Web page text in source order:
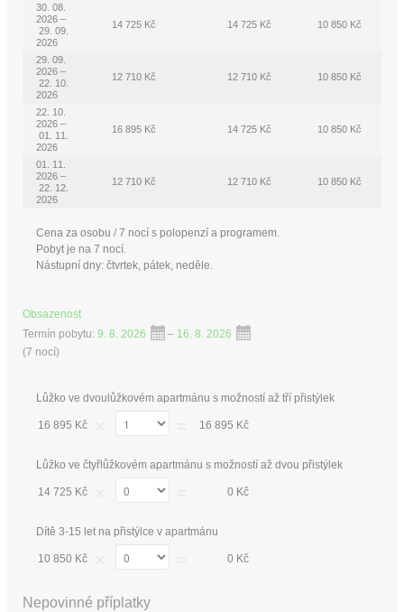
30. 08.
2026 –
29. 09.
2026
14 725 Kč 14 725 Kč 10 850 Kč
29. 09.
2026 –
22. 10.
2026
12 710 Kč 12 710 Kč 10 850 Kč
22. 10.
2026 –
01. 11.
2026
16 895 Kč 14 725 Kč 10 850 Kč
01. 11.
2026 –
22. 12.
2026
12 710 Kč 12 710 Kč 10 850 Kč
Cena za osobu / 7 nocí s polopenzí a programem.
Pobyt je na 7 nocí.
Nástupní dny: čtvrtek, pátek, neděle.
Obsazenost
Termín pobytu: 9. 8. 2026 – 16. 8. 2026
(7 nocí)
Lůžko ve dvoulůžkovém apartmánu s možností až tří přistýlek
16 895 Kč 16 895 Kč
Lůžko ve čtyřlůžkovém apartmánu s možností až dvou přistýlek
14 725 Kč 0 Kč
Dítě 3-15 let na přistýlce v apartmánu
10 850 Kč 0 Kč
Nepovinné příplatky